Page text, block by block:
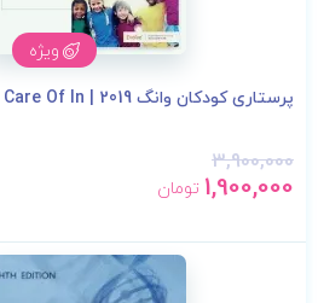
ویژه
پرستاری کودکان وانگ 2019 | Wong Nursing Care Of In...
3,900,000
1,900,000 تومان